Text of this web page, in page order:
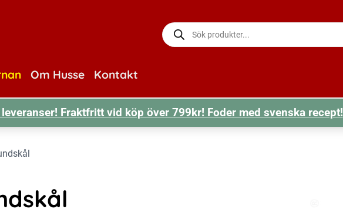
Produktsökning
Om Husse Kontakt
Fraktfritt vid köp över 799kr! Foder med svenska recept!